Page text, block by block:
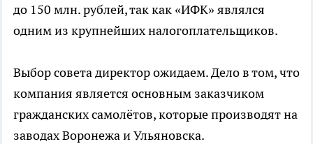
до 150 млн. рублей, так как «ИФК» являлся
одним из крупнейших налогоплательщиков.
Выбор совета директор ожидаем. Дело в том, что
компания является основным заказчиком
гражданских самолётов, которые производят на
заводах Воронежа и Ульяновска.